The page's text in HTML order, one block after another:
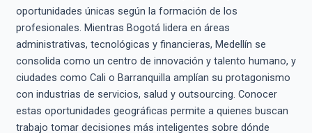
oportunidades únicas según la formación de los
profesionales. Mientras Bogotá lidera en áreas
administrativas, tecnológicas y financieras, Medellín se
consolida como un centro de innovación y talento humano, y
ciudades como Cali o Barranquilla amplían su protagonismo
con industrias de servicios, salud y outsourcing. Conocer
estas oportunidades geográficas permite a quienes buscan
trabajo tomar decisiones más inteligentes sobre dónde